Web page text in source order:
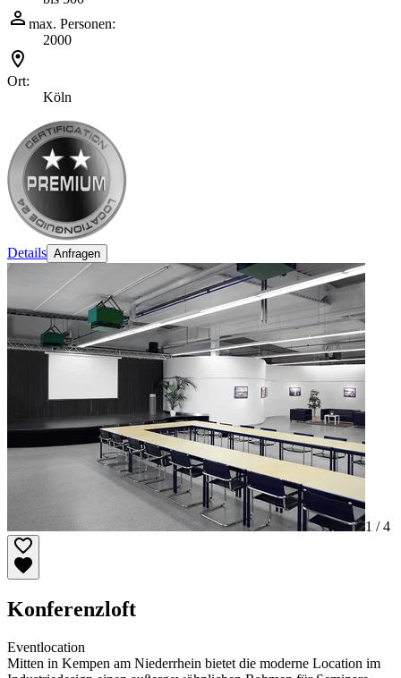
max. Personen:
2000
Ort:
Köln
Details Anfragen
1 /4
Konferenzloft
Eventlocation
Mitten in Kempen am Niederrhein bietet die moderne Location im